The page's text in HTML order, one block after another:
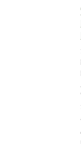
Equality, Youth
Mobility
Climate
Renewable
Increase in